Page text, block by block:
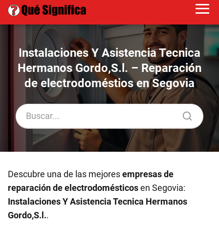
Instalaciones Y Asistencia Tecnica
Hermanos Gordo,S.l. – Reparación
de electrodoméstios en Segovia
Descubre una de las mejoresempresas de
reparación de electrodomésticosen Segovia:
Instalaciones Y Asistencia Tecnica Hermanos
Gordo,S.l..